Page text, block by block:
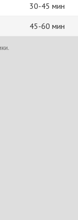
30-45 мин
45-60 мин